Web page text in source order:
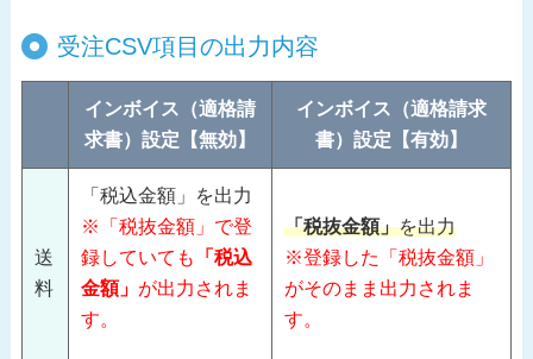
受注CSV項目の出力内容
インボイス（適格請
求書）設定【無効】
インボイス（適格請求
書）設定【有効】
送
料
「税込金額」を出力
※「税抜金額」で登
録していても 「税込
金額」 が出力されま
す。
「税抜金額」を出力
※登録した「税抜金額」
がそのまま出力されま
す。